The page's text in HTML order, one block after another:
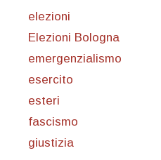
elezioni
Elezioni Bologna
emergenzialismo
esercito
esteri
fascismo
giustizia